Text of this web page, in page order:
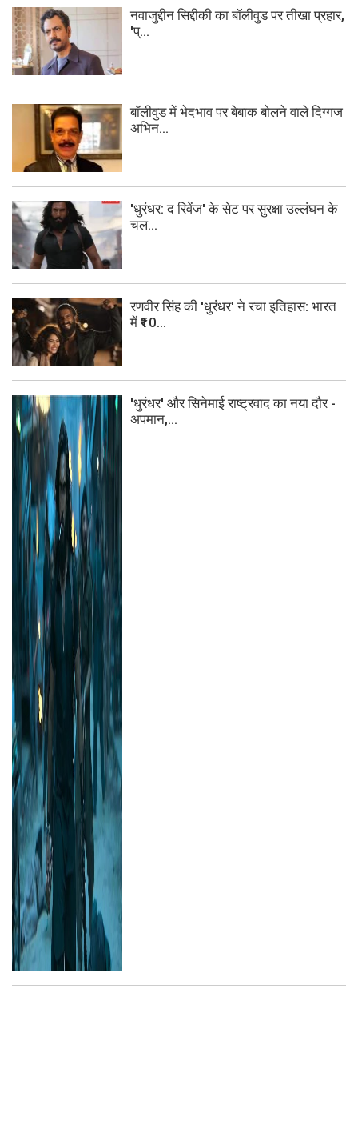
नवाजुद्दीन सिद्दीकी का बॉलीवुड पर तीखा प्रहार,
'प्...
बॉलीवुड में भेदभाव पर बेबाक बोलने वाले दिग्गज
अभिन...
'धुरंधर: द रिवेंज' के सेट पर सुरक्षा उल्लंघन के
चल...
रणवीर सिंह की 'धुरंधर' ने रचा इतिहास: भारत
में ₹10...
'धुरंधर' और सिनेमाई राष्ट्रवाद का नया दौर -
अपमान,...